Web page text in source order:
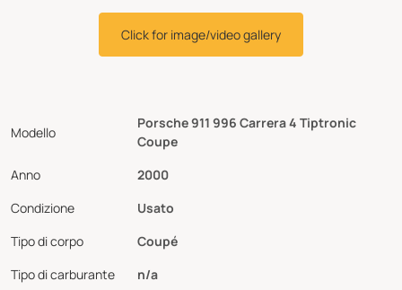
Modello
Porsche 911 996 Carrera 4 Tiptronic
Coupe
Anno
2000
Condizione
Usato
Tipo di corpo
Coupé
Tipo di carburante
n/a
Click for image/video gallery